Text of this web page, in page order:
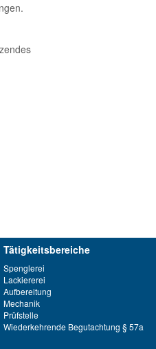
Tätigkeitsbereiche
Spenglerei
Lackiererei
Aufbereitung
Mechanik
Prüfstelle
Wiederkehrende Begutachtung § 57a